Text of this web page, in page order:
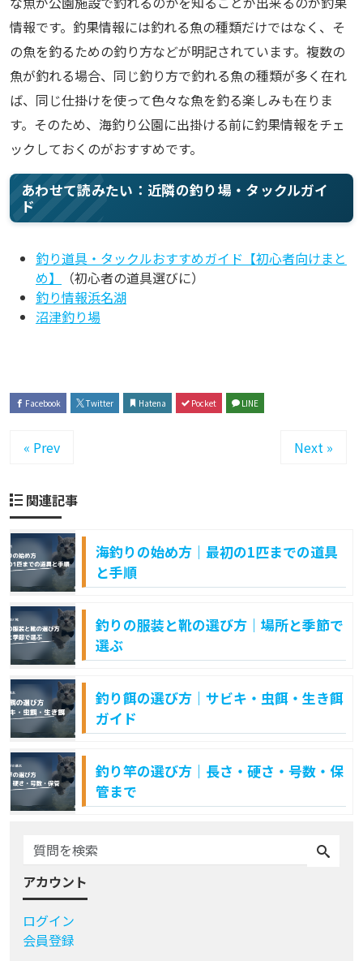
情報です。釣果情報には釣れる魚の種類だけではなく、そ
の魚を釣るための釣り方などが明記されています。複数の
魚が釣れる場合、同じ釣り方で釣れる魚の種類が多く在れ
ば、同じ仕掛けを使って色々な魚を釣る楽しみも在りま
す。そのため、海釣り公園に出掛ける前に釣果情報をチェ
ックしておくのがおすすめです。
あわせて読みたい：近隣の釣り場・タックルガイ
ド
釣り道具・タックルおすすめガイド【初心者向けまと
め】
（初心者の道具選びに）
釣り情報浜名湖
沼津釣り場
Facebook Twitter Hatena Pocket LINE
« Prev Next »
関連記事
海釣りの始め方｜最初の1匹までの道具
と手順
釣りの服装と靴の選び方｜場所と季節で
選ぶ
釣り餌の選び方｜サビキ・虫餌・生き餌
ガイド
釣り竿の選び方｜長さ・硬さ・号数・保
管まで
アカウント
ログイン
会員登録